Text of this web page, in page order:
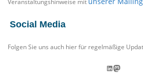
Veranstaltungshinweise mit
Social Media
Folgen Sie uns auch hier für regelmäßige
LinkedIn Mastodon